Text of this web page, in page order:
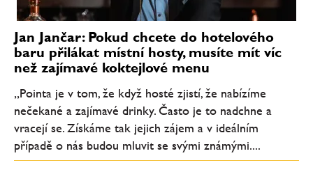
Jan Jančar: Pokud chcete do hotelového
baru přilákat místní hosty, musíte mít víc
než zajímavé koktejlové menu
„Pointa je v tom, že když hosté zjistí, že nabízíme
nečekané a zajímavé drinky. Často je to nadchne a
vracejí se. Získáme tak jejich zájem a v ideálním
případě o nás budou mluvit se svými známými....